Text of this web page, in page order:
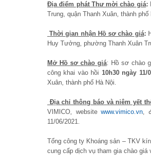
Địa điểm phát Thư mời chào giá:
Trung, quận Thanh Xuân, thành phố
Thời gian nhận Hồ sơ chào giá:
Huy Tưởng, phường Thanh Xuân
Mở Hồ sơ chào giá: Hồ sơ chào
công khai vào hồi 10h30 ngày 11/
Xuân, thành phố Hà Nội.
Địa chỉ thông báo và niêm yết
VIMICO, website www.vimico.vn,
11/06/2021.
Tổng công ty Khoáng sản – TKV
cung cấp dịch vụ tham gia chào